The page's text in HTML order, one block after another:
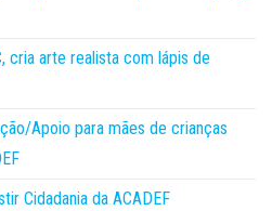
cria arte realista com lápis de
Apoio para mães de crianças
Cidadania da ACADEF